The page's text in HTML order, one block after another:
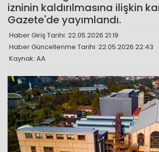
izninin kaldırılmasına ilişkin
Gazete'de yayımlandı.
Haber Giriş Tarihi: 22.05.2026 21:19
Haber Güncellenme Tarihi: 22.05.2026 22:43
Kaynak: AA